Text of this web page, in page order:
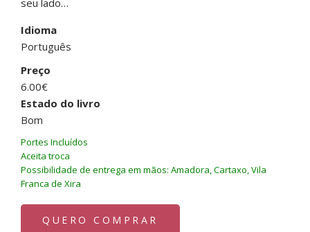
seu lado…
Idioma
Português
Preço
6.00€
Estado do livro
Bom
Portes Incluídos
Aceita troca
Possibilidade de entrega em mãos: Amadora, Cartaxo, Vila
Franca de Xira
QUERO COMPRAR